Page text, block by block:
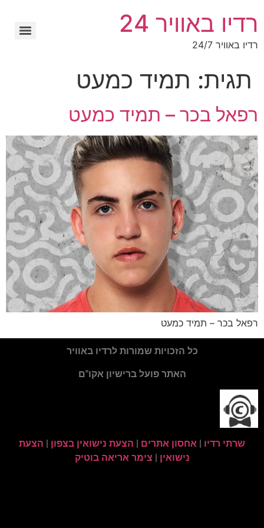
רדיו באוויר 24
רדיו באוויר 24/7
תגית: תמיד כמעט
רפאל בכר – תמיד כמעט
רפאל בכר – תמיד כמעט
כל הזכויות שמורות לרדיו באוויר
האתר פועל ברישיון אקו"ם
שרתי רדיו | אחסון אתרים | הצעת נישואין בצפון | הצעת
נישואין | צימר אריאה בוטיק